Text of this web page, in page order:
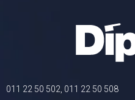
011 22 50 502, 011 22 50 508